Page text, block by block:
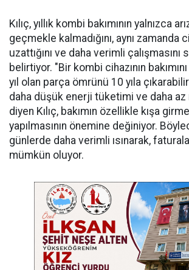
Kılıç, yıllık kombi bakımının yalnızca
geçmekle kalmadığını, aynı zamanda
uzattığını ve daha verimli çalışmasını
belirtiyor. "Bir kombi cihazının bakımını
yıl olan parça ömrünü 10 yıla
daha düşük enerji tüketimi ve daha az
diyen Kılıç, bakımın özellikle kışa
yapılmasının önemine değiniyor.
günlerde daha verimli ısınarak,
mümkün oluyor.